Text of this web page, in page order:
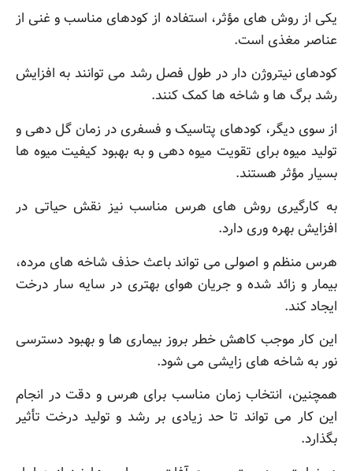
یکی از روش های مؤثر، استفاده از کودهای مناسب و غنی از
عناصر مغذی است.
کودهای نیتروژن دار در طول فصل رشد می توانند به افزایش
رشد برگ ها و شاخه ها کمک کنند.
از سوی دیگر، کودهای پتاسیک و فسفری در زمان گل دهی و
تولید میوه برای تقویت میوه دهی و به بهبود کیفیت میوه ها
بسیار مؤثر هستند.
به کارگیری روش های هرس مناسب نیز نقش حیاتی در
افزایش بهره وری دارد.
هرس منظم و اصولی می تواند باعث حذف شاخه های مرده،
بیمار و زائد شده و جریان هوای بهتری در سایه سار درخت
ایجاد کند.
این کار موجب کاهش خطر بروز بیماری ها و بهبود دسترسی
نور به شاخه های زایشی می شود.
همچنین، انتخاب زمان مناسب برای هرس و دقت در انجام
این کار می تواند تا حد زیادی بر رشد و تولید درخت تأثیر
بگذارد.